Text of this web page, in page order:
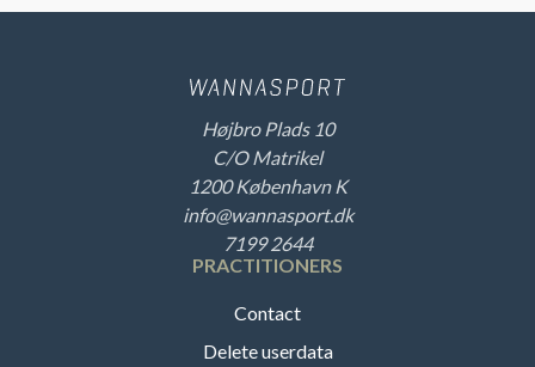
Højbro Plads 10
C/O Matrikel
1200 København K
info@wannasport.dk
7199 2644
PRACTITIONERS
Contact
Delete userdata